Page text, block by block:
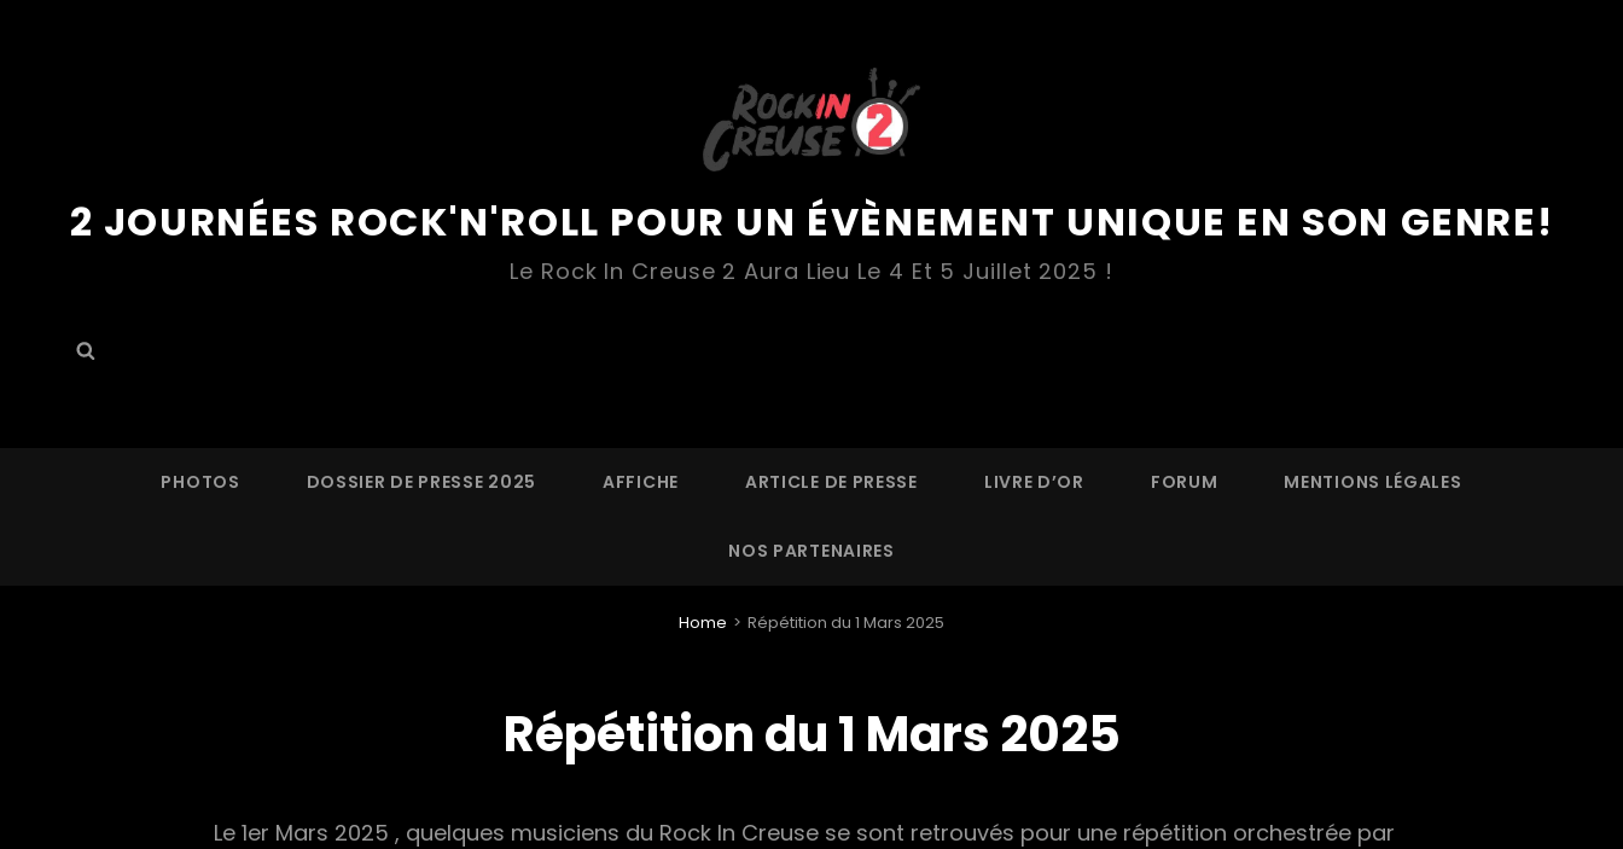
2 JOURNÉES ROCK'N'ROLL POUR UN ÉVÈNEMENT UNIQUE EN SON GENRE!
Le Rock In Creuse 2 Aura Lieu Le 4 Et 5 Juillet 2025 !
Search
Search
PHOTOS DOSSIER DE PRESSE 2025 AFFICHE ARTICLE DE PRESSE LIVRE D’OR FORUM MENTIONS LÉGALES
NOS PARTENAIRES
Home > Répétition du 1 Mars 2025
Répétition du 1 Mars 2025
Le 1er Mars 2025 , quelques musiciens du Rock In Creuse se sont retrouvés pour une répétition orchestrée par